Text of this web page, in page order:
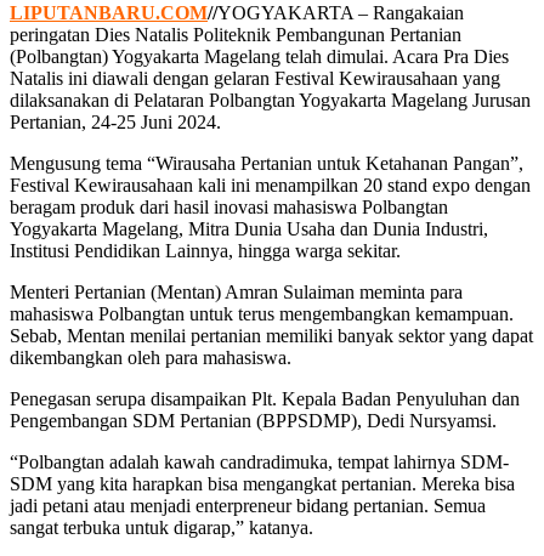
LIPUTANBARU.COM//YOGYAKARTA – Rangakaian
peringatan Dies Natalis Politeknik Pembangunan Pertanian
(Polbangtan) Yogyakarta Magelang telah dimulai. Acara Pra Dies
Natalis ini diawali dengan gelaran Festival Kewirausahaan yang
dilaksanakan di Pelataran Polbangtan Yogyakarta Magelang Jurusan
Pertanian, 24-25 Juni 2024.
Mengusung tema “Wirausaha Pertanian untuk Ketahanan Pangan”,
Festival Kewirausahaan kali ini menampilkan 20 stand expo dengan
beragam produk dari hasil inovasi mahasiswa Polbangtan
Yogyakarta Magelang, Mitra Dunia Usaha dan Dunia Industri,
Institusi Pendidikan Lainnya, hingga warga sekitar.
Menteri Pertanian (Mentan) Amran Sulaiman meminta para
mahasiswa Polbangtan untuk terus mengembangkan kemampuan.
Sebab, Mentan menilai pertanian memiliki banyak sektor yang dapat
dikembangkan oleh para mahasiswa.
Penegasan serupa disampaikan Plt. Kepala Badan Penyuluhan dan
Pengembangan SDM Pertanian (BPPSDMP), Dedi Nursyamsi.
“Polbangtan adalah kawah candradimuka, tempat lahirnya SDM-
SDM yang kita harapkan bisa mengangkat pertanian. Mereka bisa
jadi petani atau menjadi enterpreneur bidang pertanian. Semua
sangat terbuka untuk digarap,” katanya.